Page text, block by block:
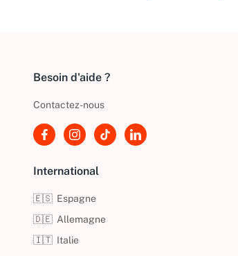
Besoin d'aide ?
Contactez-nous
International
🇪🇸 Espagne
🇩🇪 Allemagne
🇮🇹 Italie